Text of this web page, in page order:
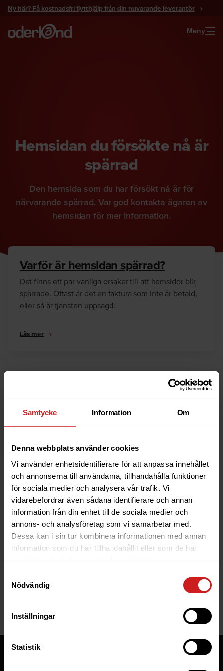
Samtycke Information Om
Denna webbplats använder cookies
Vi använder enhetsidentifierare för att anpassa innehållet
och annonserna till användarna, tillhandahålla funktioner
för sociala medier och analysera vår trafik. Vi
vidarebefordrar även sådana identifierare och annan
information från din enhet till de sociala medier och
annons- och analysföretag som vi samarbetar med.
Dessa kan i sin tur kombinera informationen med annan
information som du har tillhandahållit eller som de har
Nödvändig
Inställningar
Statistik
Gå
innehåll
Ny här? Få kostnadsfri flytthjälp från din nuvarande leverantör
Meny
Hemsidan du försökte nå är
spärrad
Den hemsida som du har försökt nå är för
närvarande spärrad. Var god kontakta ägaren av
hemsidan för mer information.
Varför är hemsidan spärrad?
Det finns ett par vanliga orsaker till att hemsidor blir
spärrade. Oftast är det en faktura som inte är betald,
eller så är tjänsten uppsagd.
Läs mer
Är du ägare till hemsidan eller domännamnet så har
anledningarna till varför en hemsida är spärrad.
Läs mer
The website you were trying to
reach has been suspended
If you are the owner of this website or domain please
read
website to be suspended.